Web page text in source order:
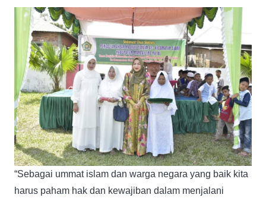
“Sebagai ummat islam dan warga negara yang baik kita
harus paham hak dan kewajiban dalam menjalani